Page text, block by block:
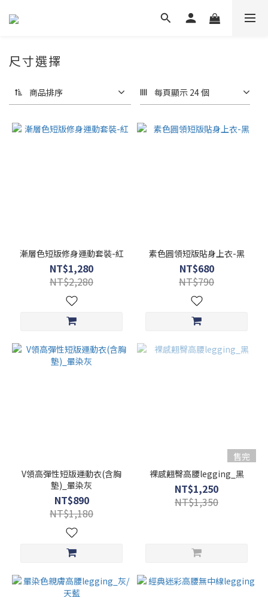
尺寸選擇
商品排序 每頁顯示 24 個
漸層色短版修身運動套裝-紅
NT$1,280
NT$2,280
素色圓領短版貼身上衣-黑
NT$680
NT$790
V領高彈性短版運動衣(含胸
墊)_暈染灰
NT$890
NT$1,180
售完
裸感翹臀高腰legging_黑
NT$1,250
NT$1,350